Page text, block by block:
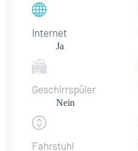
Internet
Ja
Geschirrspüler
Nein
Fahrstuhl